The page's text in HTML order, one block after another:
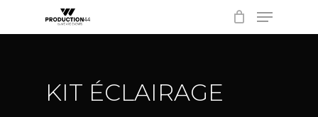
to
Menu
KIT ÉCLAIRAGE